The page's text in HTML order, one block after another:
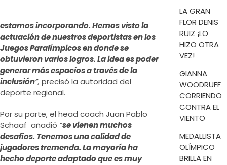
estamos incorporando. Hemos visto la
actuación de nuestros deportistas en los
Juegos Paralímpicos en donde se
obtuvieron varios logros. La idea es poder
generar más espacios a través de la
inclusión”, precisó la autoridad del
deporte regional.
Por su parte, el head coach Juan Pablo
Schaaf añadió “se vienen muchos
desafíos. Tenemos una calidad de
jugadores tremenda. La mayoría ha
hecho deporte adaptado que es muy
LA GRAN
FLOR DENIS
RUIZ ¡LO
HIZO OTRA
VEZ!
GIANNA
WOODRUFF
CORRIENDO
CONTRA EL
VIENTO
MEDALLISTA
OLÍMPICO
BRILLA EN